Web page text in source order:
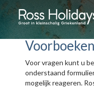
Voor vragen kunt u
onderstaand
mogelijk reageren.